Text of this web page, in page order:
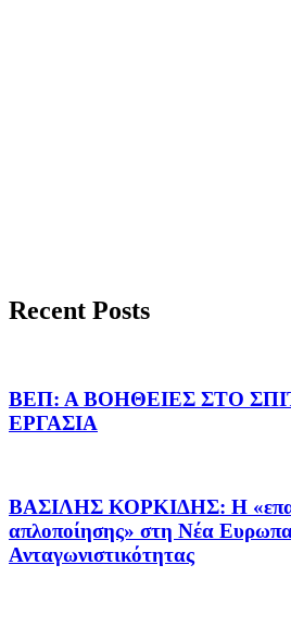
Recent Posts
ΒΕΠ: Α ΒΟΗΘΕΙΕΣ ΣΤΟ
ΕΡΓΑΣΙΑ
ΒΑΣΙΛΗΣ ΚΟΡΚΙΔΗΣ: Η
απλοποίησης» στη Νέα
Ανταγωνιστικότητας